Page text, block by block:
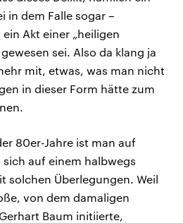
in dem Falle sogar –
Akt einer „heiligen
sei. Also da klang ja
mit, etwas, was man nicht
in dieser Form hätte zum
80er-Jahre ist man auf
auf einem halbwegs
solchen Überlegungen. Weil
von dem damaligen
Baum initiierte,